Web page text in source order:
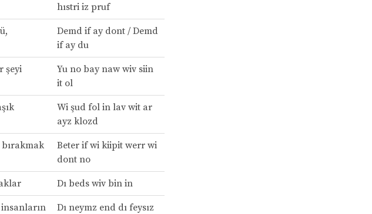
hıstri iz pruf
Demd if ay dont / Demd
if ay du
şeyi
Yu no bay naw wiv siin
it ol
Wi şud fol in lav wit ar
ayz klozd
Beter if wi kiipit werr wi
dont no
Dı beds wiv bin in
Dı neymz end dı feysız